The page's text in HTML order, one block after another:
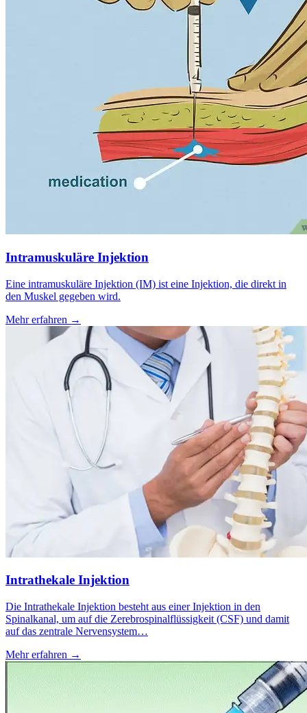
Intramuskuläre Injektion
Eine intramuskuläre Injektion (IM) ist eine Injektion, die direkt in
den Muskel gegeben wird.
Mehr erfahren →
Intrathekale Injektion
Die Intrathekale Injektion besteht aus einer Injektion in den
Spinalkanal, um auf die Zerebrospinalflüssigkeit (CSF) und damit
auf das zentrale Nervensystem…
Mehr erfahren →